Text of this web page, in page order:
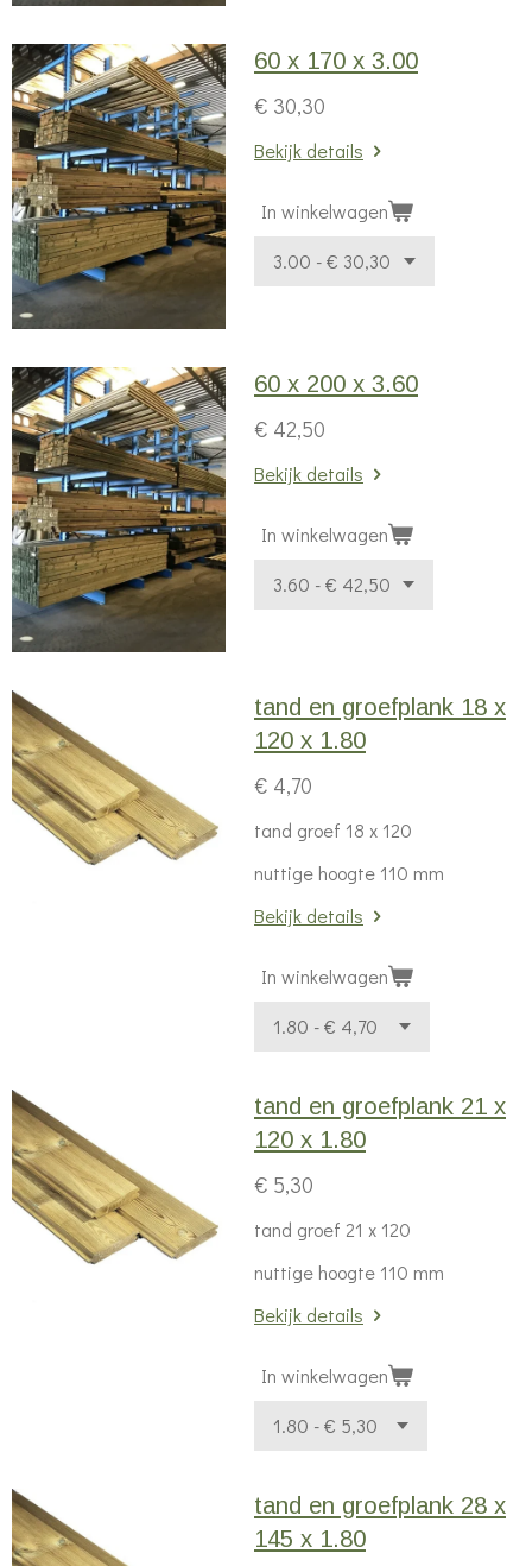
60 x 170 x 3.00
€ 30,30
Bekijk details
In winkelwagen
60 x 200 x 3.60
€ 42,50
Bekijk details
In winkelwagen
tand en groefplank 18 x
120 x 1.80
€ 4,70
tand groef 18 x 120
nuttige hoogte 110 mm
Bekijk details
In winkelwagen
tand en groefplank 21 x
120 x 1.80
€ 5,30
tand groef 21 x 120
nuttige hoogte 110 mm
Bekijk details
In winkelwagen
tand en groefplank 28 x
145 x 1.80